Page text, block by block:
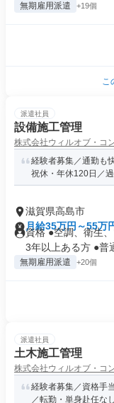
無期雇用派遣 +19個
こ
派遣社員
設備施工管理
株式会社ウィルオブ・コ
経験者募集／通勤も
祝休・年休120日／
滋賀県高島市
月給35万円～55万
資格 ●空調、衛生
3年以上ある方 ●普
無期雇用派遣 +20個
派遣社員
土木施工管理
株式会社ウィルオブ・コ
経験者募集／資格手
／転勤・単身赴任なし